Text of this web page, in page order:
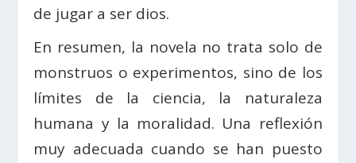
de jugar a ser dios.
En resumen, la novela no trata solo de
monstruos o experimentos, sino de los
límites de la ciencia, la naturaleza
humana y la moralidad. Una reflexión
muy adecuada cuando se han puesto